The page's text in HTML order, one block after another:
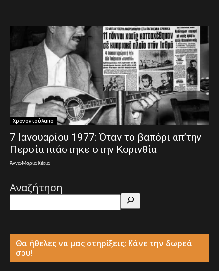
Χρονοντούλαπο
7 Ιανουαρίου 1977: Όταν το βαπόρι απ’την
Περσία πιάστηκε στην Κορινθία
Άννα-Μαρία Κέκια
Αναζήτηση
Θα ήθελες να μας στηρίξεις; Κάνε την δωρεά
σου!